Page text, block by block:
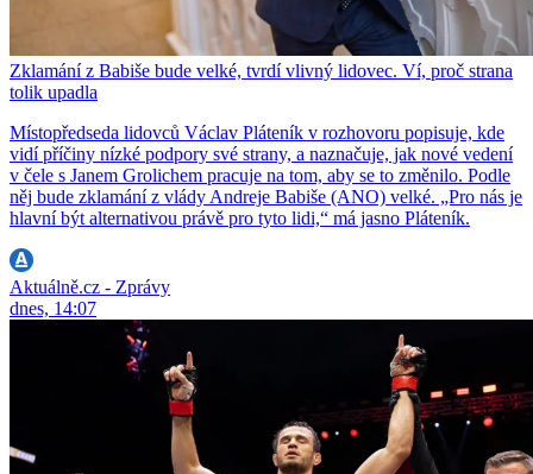
Zklamání z Babiše bude velké, tvrdí vlivný lidovec. Ví, proč strana
tolik upadla
Místopředseda lidovců Václav Pláteník v rozhovoru popisuje, kde
vidí příčiny nízké podpory své strany, a naznačuje, jak nové vedení
v čele s Janem Grolichem pracuje na tom, aby se to změnilo. Podle
něj bude zklamání z vlády Andreje Babiše (ANO) velké. „Pro nás je
hlavní být alternativou právě pro tyto lidi,“ má jasno Pláteník.
Aktuálně.cz - Zprávy
dnes, 14:07